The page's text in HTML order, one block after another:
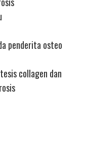
penderita osteo
collagen dan